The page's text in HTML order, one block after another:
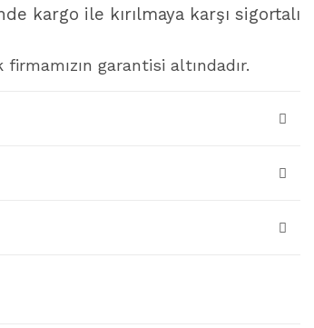
kargo ile kırılmaya karşı sigortalı
garantisi altındadır.